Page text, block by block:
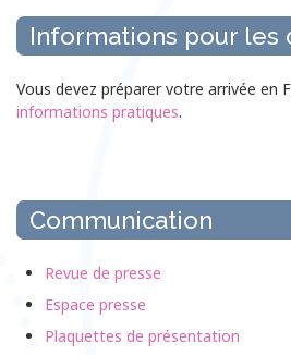
Informations pour les
Vous devez préparer votre arrivée en
informations pratiques.
Communication
Revue de presse
Espace presse
Plaquettes de présentation